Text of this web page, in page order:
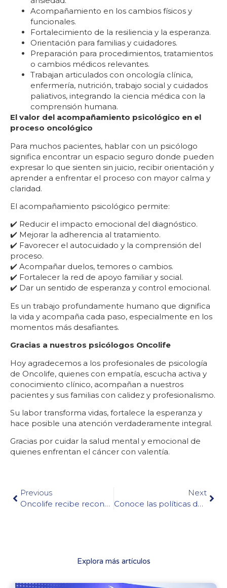
Acompañamiento en los cambios físicos y
funcionales.
Fortalecimiento de la resiliencia y la esperanza.
Orientación para familias y cuidadores.
Preparación para procedimientos, tratamientos
o cambios médicos relevantes.
Trabajan articulados con oncología clínica,
enfermería, nutrición, trabajo social y cuidados
paliativos, integrando la ciencia médica con la
comprensión humana.
El valor del acompañamiento psicológico en el
proceso oncológico
Para muchos pacientes, hablar con un psicólogo
significa encontrar un espacio seguro donde pueden
expresar lo que sienten sin juicio, recibir orientación y
aprender a enfrentar el proceso con mayor calma y
claridad.
El acompañamiento psicológico permite:
✔️ Reducir el impacto emocional del diagnóstico.
✔️ Mejorar la adherencia al tratamiento.
✔️ Favorecer el autocuidado y la comprensión del
proceso.
✔️ Acompañar duelos, temores o cambios.
✔️ Fortalecer la red de apoyo familiar y social.
✔️ Dar un sentido de esperanza y control emocional.
Es un trabajo profundamente humano que dignifica
la vida y acompaña cada paso, especialmente en los
momentos más desafiantes.
Gracias a nuestros psicólogos Oncolife
Hoy agradecemos a los profesionales de psicología
de Oncolife, quienes con empatía, escucha activa y
conocimiento clínico, acompañan a nuestros
pacientes y sus familias con calidez y profesionalismo.
Su labor transforma vidas, fortalece la esperanza y
hace posible una atención verdaderamente integral.
Gracias por cuidar la salud mental y emocional de
quienes enfrentan el cáncer con valentía.
Previous
Oncolife recibe reconocimiento por su compromiso con la donación de sangre durante la Semana de la Salud
Next
Conoce las políticas de Oncolife: nuestro compromiso con tu seguridad, calidad y humanidad
Explora más artículos